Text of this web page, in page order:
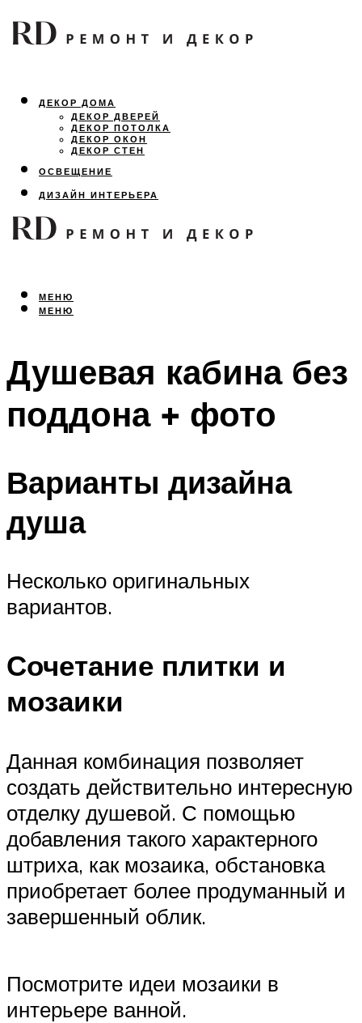
ДЕКОР ДОМА
ДЕКОР ДВЕРЕЙ
ДЕКОР ПОТОЛКА
ДЕКОР ОКОН
ДЕКОР СТЕН
ОСВЕЩЕНИЕ
ДИЗАЙН ИНТЕРЬЕРА
ЛАНДШАФТНЫЙ ДИЗАЙН
ВСЕ ПРО РЕМОНТ
МЕНЮ
МЕНЮ
Душевая кабина без
поддона + фото
Варианты дизайна
душа
Несколько оригинальных
вариантов.
Сочетание плитки и
мозаики
Данная комбинация позволяет
создать действительно интересную
отделку душевой. С помощью
добавления такого характерного
штриха, как мозаика, обстановка
приобретает более продуманный и
завершенный облик.
Посмотрите идеи мозаики в
интерьере ванной.